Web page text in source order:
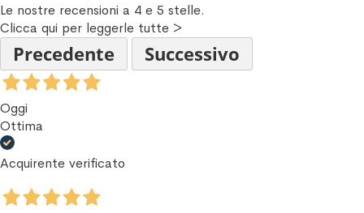
Le nostre recensioni a 4 e 5 stelle.
Clicca qui per leggerle tutte >
Precedente Successivo
Oggi
Ottima
Acquirente verificato